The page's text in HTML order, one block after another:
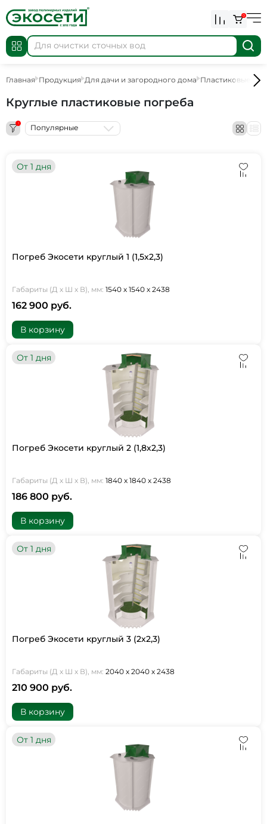
0
Главная Продукция Для дачи и загородного дома Пластиковые
Круглые пластиковые погреба
1 Популярные
От 1 дня
Погреб Экосети круглый 1 (1,5х2,3)
Габариты (Д х Ш х В), мм: 1540 х 1540 х 2438
162 900 руб.
В корзину
От 1 дня
Погреб Экосети круглый 2 (1,8х2,3)
Габариты (Д х Ш х В), мм: 1840 х 1840 х 2438
186 800 руб.
В корзину
От 1 дня
Погреб Экосети круглый 3 (2х2,3)
Габариты (Д х Ш х В), мм: 2040 х 2040 х 2438
210 900 руб.
В корзину
От 1 дня